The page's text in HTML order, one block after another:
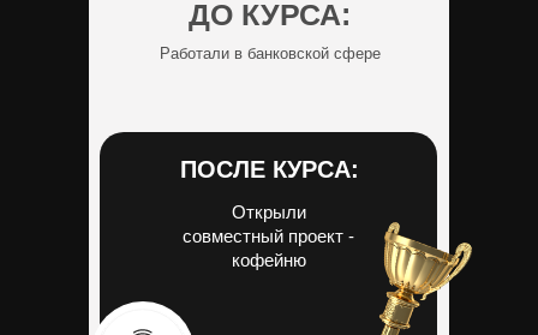
ДО КУРСА:
Работали в банковской сфере
ПОСЛЕ КУРСА:
Открыли
совместный проект -
кофейню